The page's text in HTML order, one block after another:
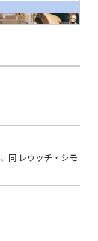
同 レウッチ・シモ